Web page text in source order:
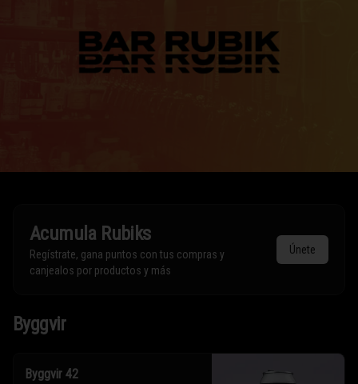
Acumula Rubiks
Regístrate, gana puntos con tus compras y
canjealos por productos y más
Únete
Byggvir
Byggvir 42